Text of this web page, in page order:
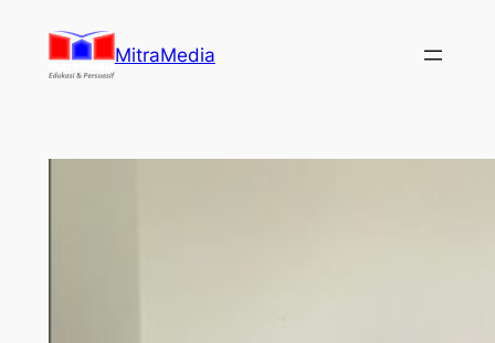
konten
MitraMedia